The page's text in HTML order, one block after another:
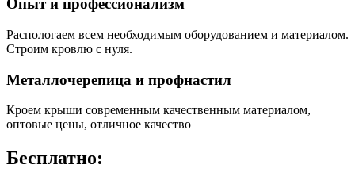
Опыт и профессионализм
Распологаем всем необходимым оборудованием и материалом.
Строим кровлю с нуля.
Металлочерепица и профнастил
Кроем крыши современным качественным материалом,
оптовые цены, отличное качество
Бесплатно: